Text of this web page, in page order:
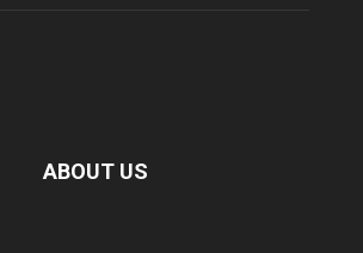
ABOUT US